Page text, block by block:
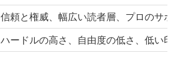
信頼と権威、幅広い読者層、プロのサポ
ハードルの高さ、自由度の低さ、低い印